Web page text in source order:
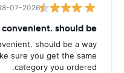
07-2026
should be
should be a way
sure you get the same
category you ordered.